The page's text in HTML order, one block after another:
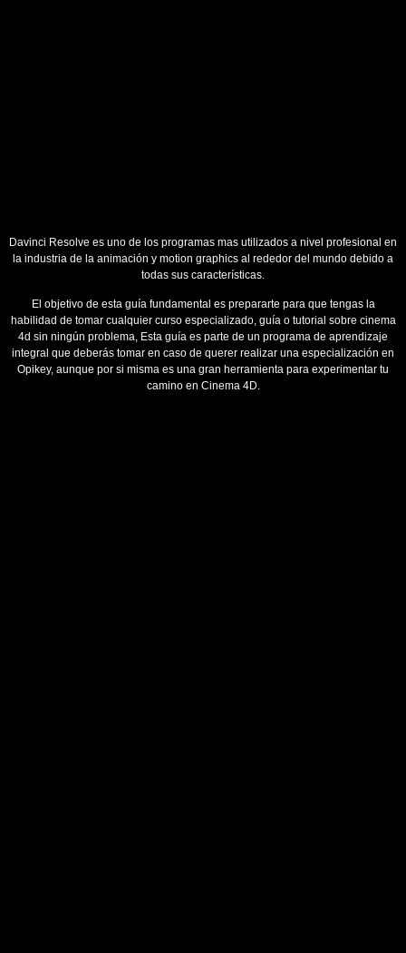
Davinci Resolve es uno de los programas mas utilizados a nivel profesional en
la industria de la animación y motion graphics al rededor del mundo debido a
todas sus características.
El objetivo de esta guía fundamental es prepararte para que tengas la
habilidad de tomar cualquier curso especializado, guía o tutorial sobre cinema
4d sin ningún problema, Esta guía es parte de un programa de aprendizaje
integral que deberás tomar en caso de querer realizar una especialización en
Opikey, aunque por si misma es una gran herramienta para experimentar tu
camino en Cinema 4D.